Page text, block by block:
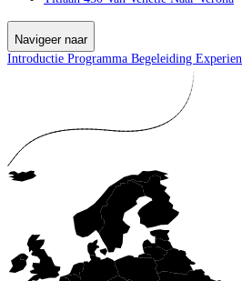
Navigeer naar
Introductie Programma Begeleiding